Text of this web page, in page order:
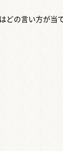
どの言い方が当